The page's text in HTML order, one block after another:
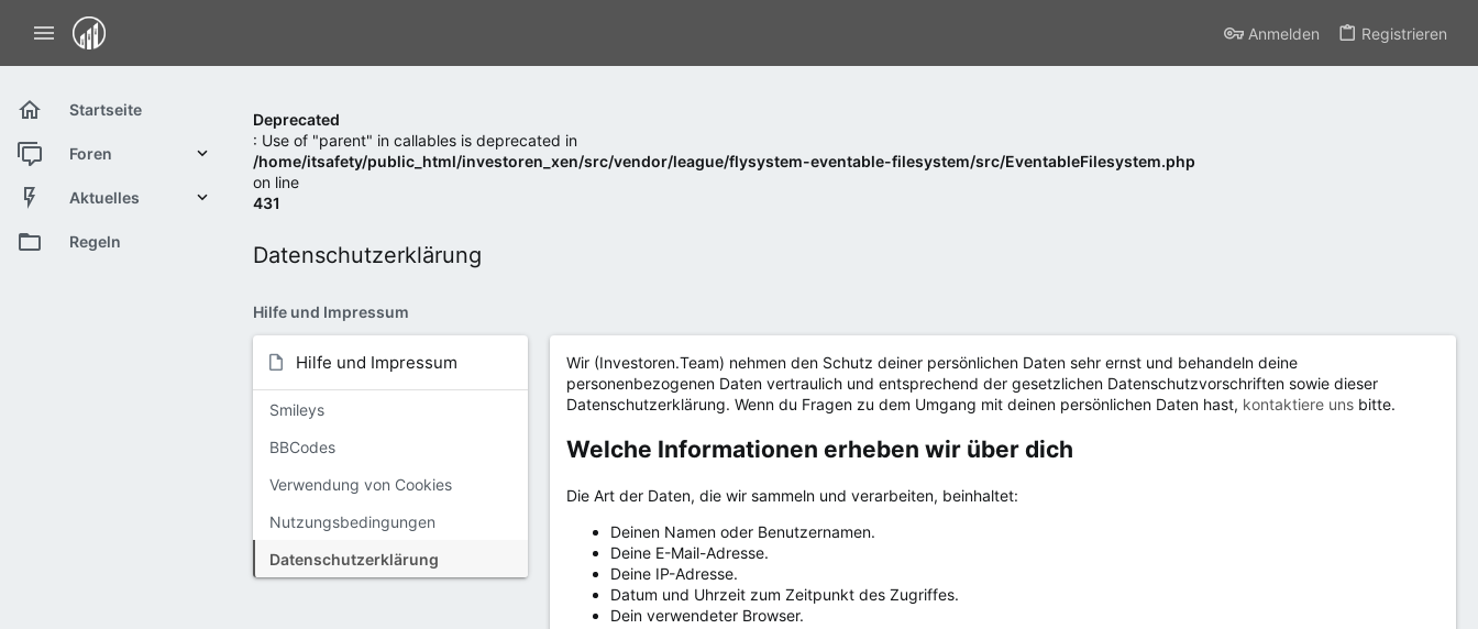
Anmelden Registrieren
Startseite
Foren
Neue Beiträge
Aktuelles
Neue Beiträge
Regeln
Deprecated
: Use of "parent" in callables is deprecated in
/home/itsafety/public_html/investoren_xen/src/vendor/league/flysystem-eventable-filesystem/src/EventableFilesystem.php
on line
431
Datenschutzerklärung
Hilfe und Impressum
Hilfe und Impressum
Smileys
BBCodes
Verwendung von Cookies
Nutzungsbedingungen
Datenschutzerklärung
Wir (Investoren.Team) nehmen den Schutz deiner persönlichen Daten sehr ernst und behandeln deine
personenbezogenen Daten vertraulich und entsprechend der gesetzlichen Datenschutzvorschriften sowie dieser
Datenschutzerklärung. Wenn du Fragen zu dem Umgang mit deinen persönlichen Daten hast, kontaktiere uns bitte.
Welche Informationen erheben wir über dich
Die Art der Daten, die wir sammeln und verarbeiten, beinhaltet:
Deinen Namen oder Benutzernamen.
Deine E-Mail-Adresse.
Deine IP-Adresse.
Datum und Uhrzeit zum Zeitpunkt des Zugriffes.
Dein verwendeter Browser.